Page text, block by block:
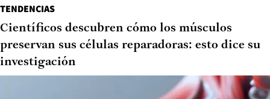
TENDENCIAS
Científicos descubren cómo los músculos
preservan sus células reparadoras: esto dice su
investigación